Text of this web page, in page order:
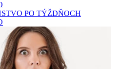
PO TÝŽDŇOCH